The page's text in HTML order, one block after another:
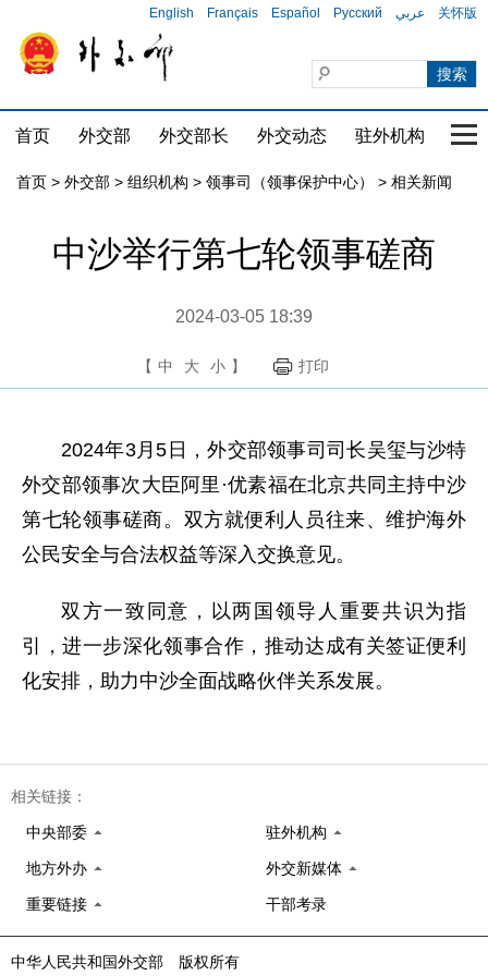
English Français Español Русский عربي 关怀版
首页 外交部 外交部长 外交动态 驻外机构 国
首页 > 外交部 > 组织机构 > 领事司（领事保护中心） > 相关新闻
中沙举行第七轮领事磋商
2024-03-05 18:39
【 中 大 小 】 打印
2024年3月5日，外交部领事司司长吴玺与沙特
外交部领事次大臣阿里·优素福在北京共同主持中沙
第七轮领事磋商。双方就便利人员往来、维护海外
公民安全与合法权益等深入交换意见。
双方一致同意，以两国领导人重要共识为指
引，进一步深化领事合作，推动达成有关签证便利
化安排，助力中沙全面战略伙伴关系发展。
相关链接：
中央部委 驻外机构
地方外办 外交新媒体
重要链接 干部考录
中华人民共和国外交部 版权所有